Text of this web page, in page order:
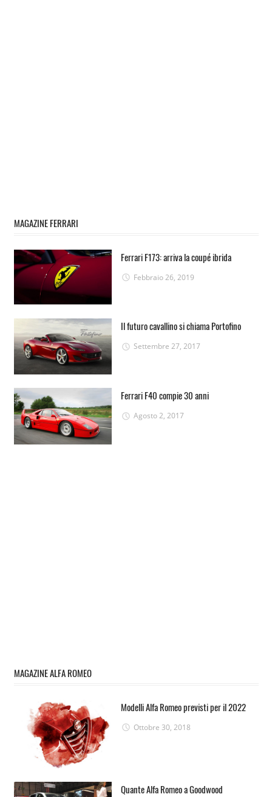
MAGAZINE FERRARI
Ferrari F173: arriva la coupé ibrida
Febbraio 26, 2019
Il futuro cavallino si chiama Portofino
Settembre 27, 2017
Ferrari F40 compie 30 anni
Agosto 2, 2017
MAGAZINE ALFA ROMEO
Modelli Alfa Romeo previsti per il 2022
Ottobre 30, 2018
Quante Alfa Romeo a Goodwood